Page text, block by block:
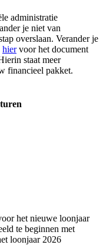
administratie
je niet van
overslaan. Verander je
hiervoor het document
staat meer
financieel pakket.
het nieuwe loonjaar
te beginnen met
loonjaar 2026